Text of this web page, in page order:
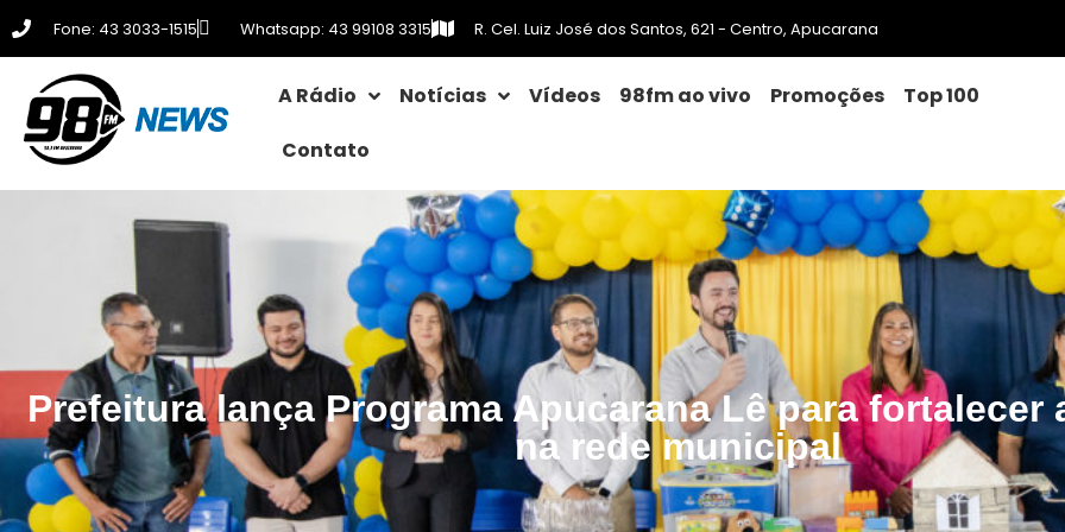
Fone: 43 3033-1515 Whatsapp: 43 99108 3315 R. Cel. Luiz José dos Santos, 621 - Centro, Apucarana
A Rádio Notícias Vídeos 98fm ao vivo Promoções
Top 100
Contato
Prefeitura lança Programa Apucarana Lê para fortalecer
na rede municipal